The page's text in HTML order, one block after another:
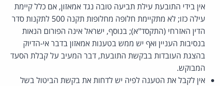
אין בידי התובעת עילת תביעה טובה נגד אמאזון, אם כלל קיימת
עילה כזו; לא מתקיימת חלופה מחלופות תקנה 500 לתקנות סדר
הדין האזרחי (התקסד"א); בנוסף, ישראל אינה הפורום הנאות
בנסיבות העניין ואף יש ממש בטענות אמאזון בדבר אי-הדיוק
בהצגת העובדות בבקשת התובעת, דבר המעיב על קבלת הסעד
המבוקש.
אין לקבל את הטענה לפיה יש לדחות את בקשת הביטול בשל